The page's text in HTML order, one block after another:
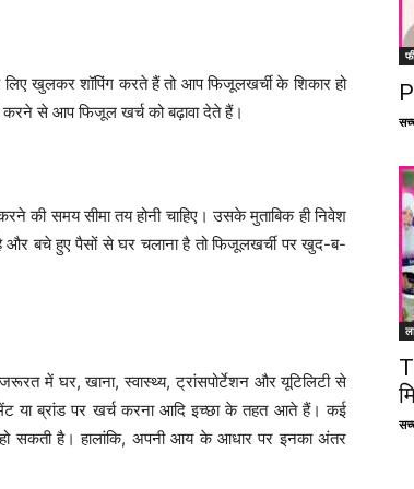
खुलकर शॉपिंग करते हैं तो आप फिजूलखर्ची के शिकार हो
करने से आप फिजूल खर्च को बढ़ावा देते हैं।
की समय सीमा तय होनी चाहिए। उसके मुताबिक ही निवेश
और बचे हुए पैसों से घर चलाना है तो फिजूलखर्ची पर खुद-ब-
में घर, खाना, स्वास्थ्य, ट्रांसपोर्टेशन और यूटिलिटी से
या ब्रांड पर खर्च करना आदि इच्छा के तहत आते हैं। कई
हो सकती है। हालांकि, अपनी आय के आधार पर इनका अंतर